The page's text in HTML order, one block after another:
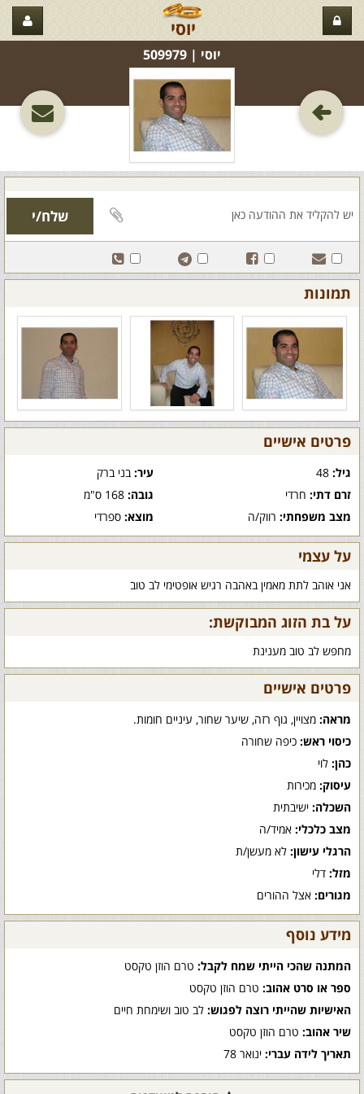
יוסי
יוסי‏ | 509979
תמונות
פרטים אישיים
גיל: עיר:בני ברק
זרם דתי: חרדי גובה:168 ס"מ
מצב משפחתי: רווק/ה מוצא:ספרדי
על עצמי
אני אוהב לתת מאמין באהבה רגיש אופטימי לב טוב
על בת הזוג המבוקשת:
מחפש לב טוב מענינת
פרטים אישיים
מראה: מצויין, גוף רזה, שיער שחור, עיניים חומות.
כיסוי ראש: כיפה שחורה
כהן: לוי
עיסוק: מכירות
השכלה: ישיבתית
מצב כלכלי: אמיד/ה
הרגלי עישון: לא מעשן/ת
מזל: דלי
מגורים: אצל ההורים
מידע נוסף
המתנה שהכי הייתי שמח לקבל: טרם הוזן טקסט
ספר או סרט אהוב: טרם הוזן טקסט
האישיות שהייתי רוצה לפגוש: לב טוב ושימחת חיים
שיר אהוב: טרם הוזן טקסט
תאריך לידה עברי: ינואר 78